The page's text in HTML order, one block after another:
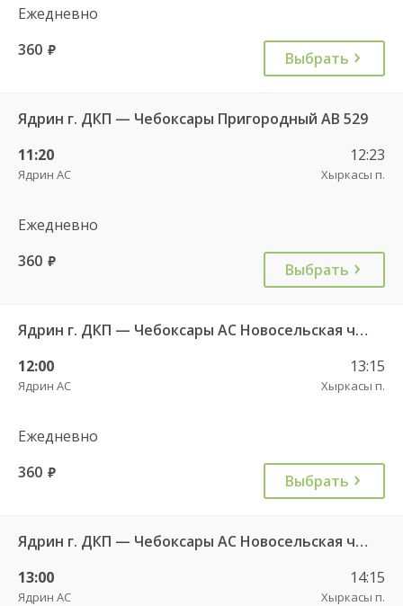
Ежедневно
360 руб. Выбрать
Ядрин г. ДКП — Чебоксары Пригородный АВ 529
11:20
Ядрин АС
12:23
Хыркасы п.
Ежедневно
360 руб. Выбрать
Ядрин г. ДКП — Чебоксары АС Новосельская ч/з Сареево д. 710
12:00
Ядрин АС
13:15
Хыркасы п.
Ежедневно
360 руб. Выбрать
Ядрин г. ДКП — Чебоксары АС Новосельская ч/з Сареево д. 710
13:00
Ядрин АС
14:15
Хыркасы п.